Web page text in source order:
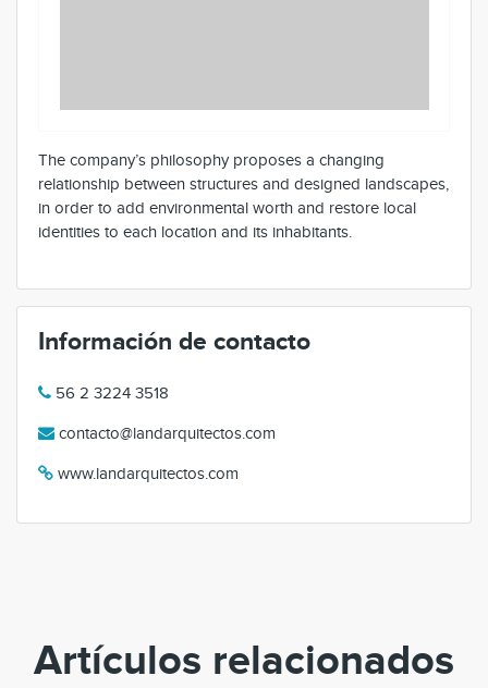
The company’s philosophy proposes a changing
relationship between structures and designed landscapes,
in order to add environmental worth and restore local
identities to each location and its inhabitants.
Información de contacto
56 2 3224 3518
contacto@landarquitectos.com
www.landarquitectos.com
Artículos relacionados